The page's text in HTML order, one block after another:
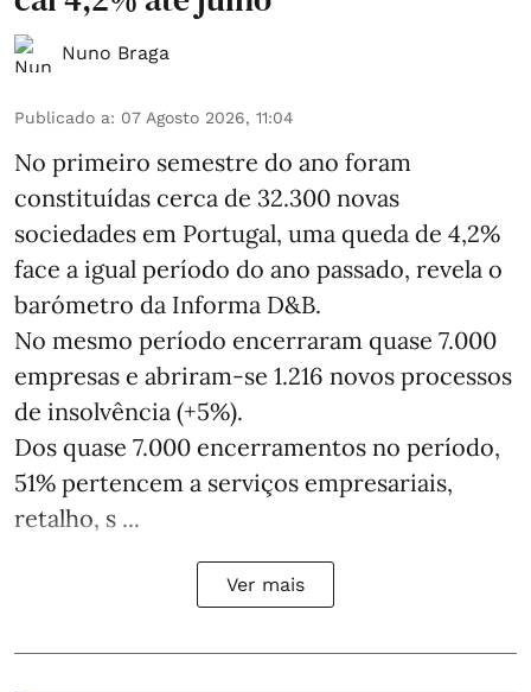
Nuno Braga
Publicado a: 07 Agosto 2026, 11:04
No primeiro semestre do ano foram
constituídas cerca de 32.300 novas
sociedades em Portugal, uma queda de 4,2%
face a igual período do ano passado, revela o
barómetro da Informa D&B.
No mesmo período encerraram quase 7.000
empresas e abriram‑se 1.216 novos processos
de insolvência (+5%).
Dos quase 7.000 encerramentos no período,
51% pertencem a serviços empresariais,
retalho, s ...
Ver mais